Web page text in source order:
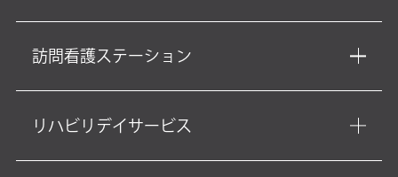
訪問看護ステーション
リハビリデイサービス